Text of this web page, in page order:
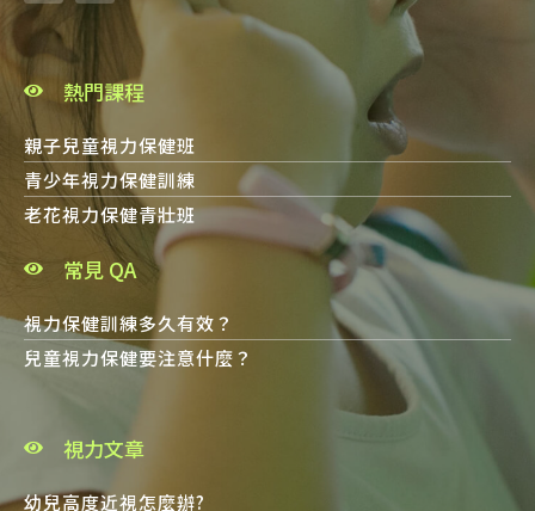
熱門課程
親子兒童視力保健班
青少年視力保健訓練
老花視力保健青壯班
常見 QA
視力保健訓練多久有效？
兒童視力保健要注意什麼？
視力文章
幼兒高度近視怎麼辦?